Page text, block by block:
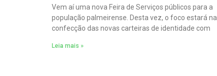
Vem aí uma nova Feira de Serviços públicos para a
população palmeirense. Desta vez, o foco estará na
confecção das novas carteiras de identidade com
Leia mais »